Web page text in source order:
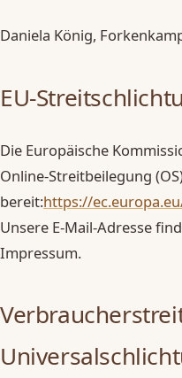
Daniela König,
EU-
Die Europäische
Online-Streitbeilegung
bereit:https://
Unsere E-Mail-Adresse
Impressum.